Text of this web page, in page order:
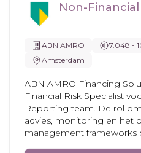
Non-Financial
ABN AMRO 7.048 -
Amsterdam
ABN AMRO Financing
Financial Risk Specialist
Reporting team. De rol
advies, monitoring en het
management frameworks